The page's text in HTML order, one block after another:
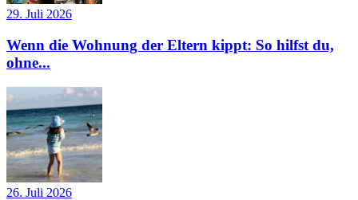
29. Juli 2026
Wenn die Wohnung der Eltern kippt: So hilfst du,
ohne...
26. Juli 2026